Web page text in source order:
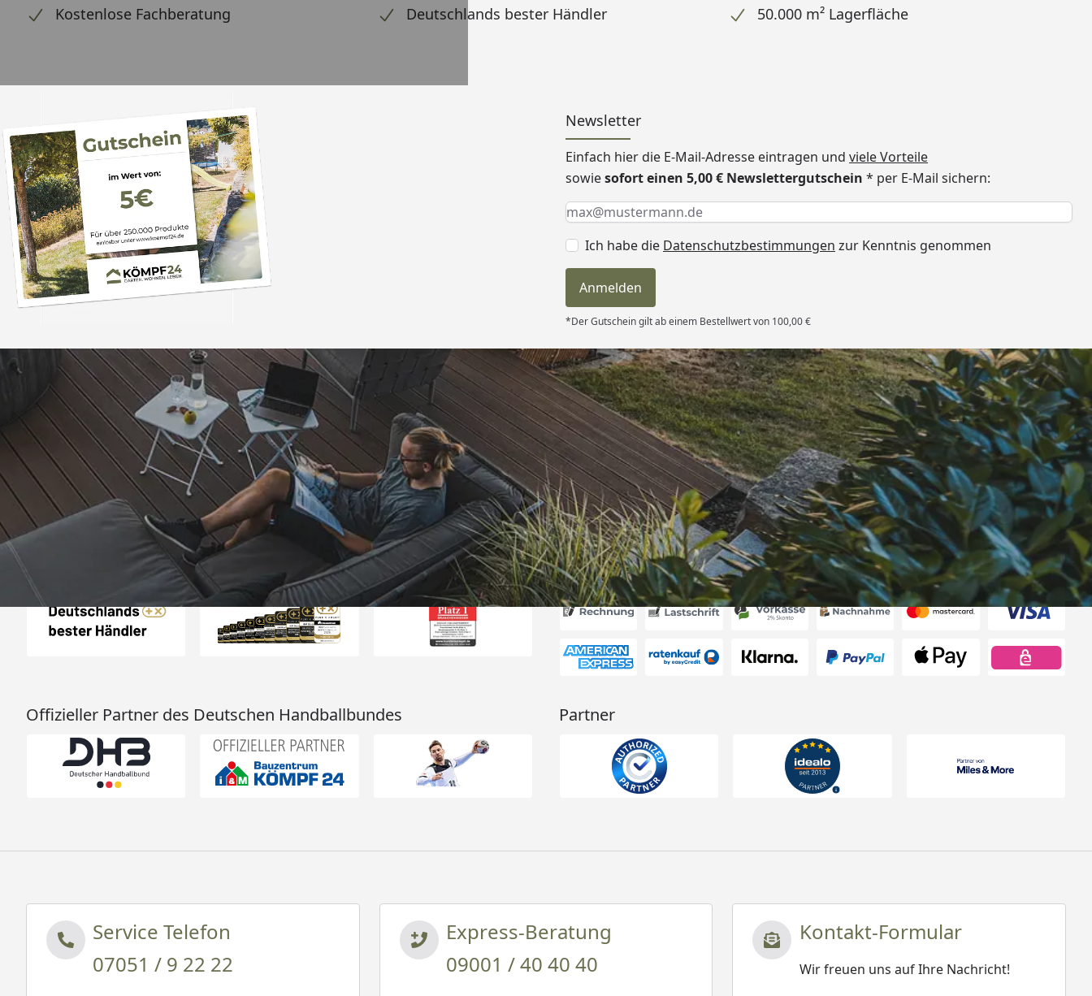
Kostenlose Fachberatung Deutschlands bester Händler 50.000 m² Lagerfläche
Newsletter
Einfach hier die E-Mail-Adresse eintragen und viele Vorteile
sowiesofort einen 5,00 € Newslettergutschein * per E-Mail sichern:
Keine Eingabe erforderlich
Eingabe erforderlich
E-Mail *
Ich habe die Datenschutzbestimmungen zur Kenntnis genommen
Anmelden
*Der Gutschein gilt ab einem Bestellwert von 100,00 €
Trusted Shops
4,81/ 5
25.948 Bewertungen
„- Retouren Bearbeitung wurde
umgehend erledigt“
04.08.2026
Versand
Auszeichnungen Akzeptierte Zahlungsarten
Offizieller Partner des Deutschen Handballbundes Partner
Service Telefon
07051 / 9 22 22
Express-Beratung
09001 / 40 40 40
Kontakt-Formular
Wir freuen uns auf Ihre Nachricht!